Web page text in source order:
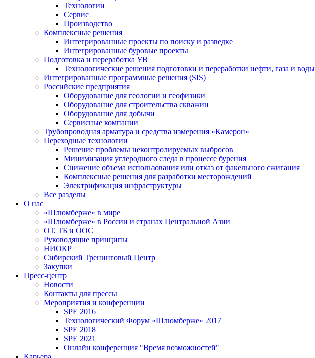
Технологии
Сервис
Производство
Комплексные решения
Интегрированные проекты по поиску и разведке
Интегрированные буровые проекты
Подготовка и переработка УВ
Технологические решения подготовки и переработки нефти, газа и воды
Интегрированные программные решения (SIS)
Российские предприятия
Оборудование для геологии и геофизики
Оборудование для строительства скважин
Оборудование для добычи
Сервисные компании
Трубопроводная арматура и средства измерения «Камерон»
Переходные технологии
Решение проблемы неконтролируемых выбросов
Минимизация углеродного следа в процессе бурения
Снижение объема использования или отказ от факельного сжигания
Комплексные решения для разработки месторождений
Электрификация инфраструктуры
Все разделы
О нас
«Шлюмберже» в мире
«Шлюмберже» в России и странах Центральной Азии
ОТ, ТБ и ООС
Руководящие принципы
НИОКР
Сибирский Тренинговый Центр
Закупки
Пресс-центр
Новости
Контакты для прессы
Мероприятия и конференции
SPE 2016
Технологический Форум «Шлюмберже» 2017
SPE 2018
SPE 2021
Онлайн конференция "Время возможностей"